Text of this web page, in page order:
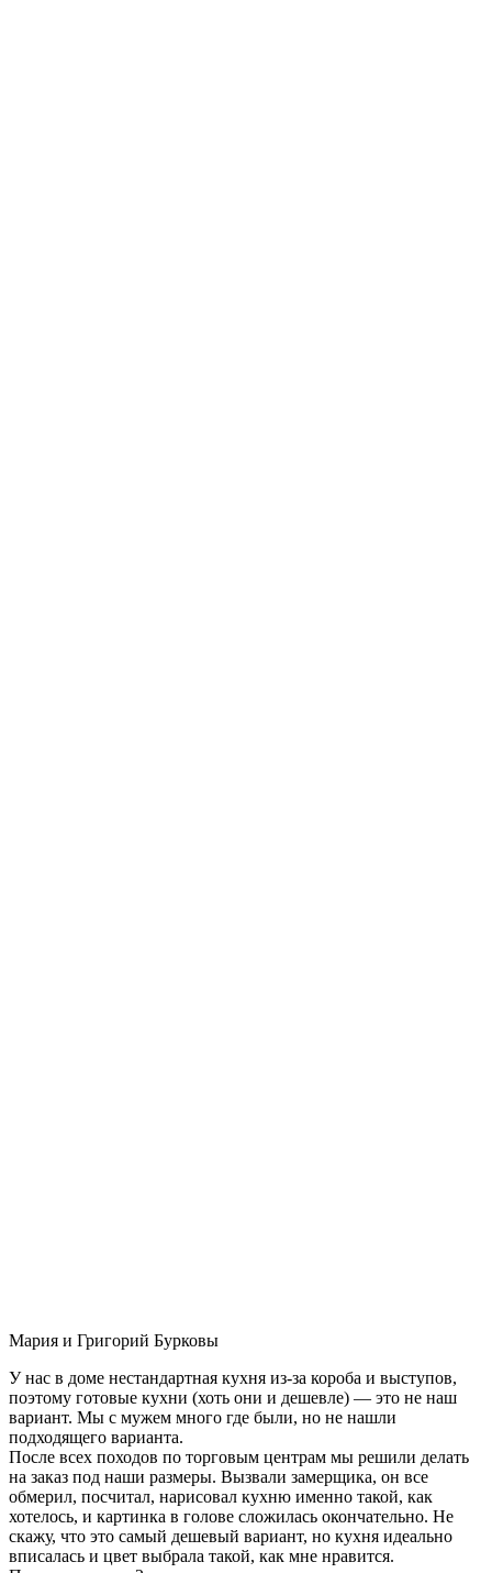
Мария и Григорий Бурковы
У нас в доме нестандартная кухня из-за короба и выступов,
поэтому готовые кухни (хоть они и дешевле) — это не наш
вариант. Мы с мужем много где были, но не нашли
подходящего варианта.
После всех походов по торговым центрам мы решили делать
на заказ под наши размеры. Вызвали замерщика, он все
обмерил, посчитал, нарисовал кухню именно такой, как
хотелось, и картинка в голове сложилась окончательно. Не
скажу, что это самый дешевый вариант, но кухня идеально
вписалась и цвет выбрала такой, как мне нравится.